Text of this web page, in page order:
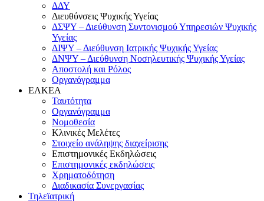
ΔΔΥ
Διευθύνσεις Ψυχικής Υγείας
ΔΣΨΥ – Διεύθυνση Συντονισμού Υπηρεσιών Ψυχικής
Υγείας
ΔΙΨΥ – Διεύθυνση Ιατρικής Ψυχικής Υγείας
ΔΝΨΥ – Διεύθυνση Νοσηλευτικής Ψυχικής Υγείας
Αποστολή και Ρόλος
Οργανόγραμμα
ΕΛΚΕΑ
Ταυτότητα
Οργανόγραμμα
Νομοθεσία
Κλινικές Μελέτες
Στοιχείο ανάληψης διαχείρισης
Επιστημονικές Εκδηλώσεις
Επιστημονικές εκδηλώσεις
Χρηματοδότηση
Διαδικασία Συνεργασίας
Τηλεϊατρική